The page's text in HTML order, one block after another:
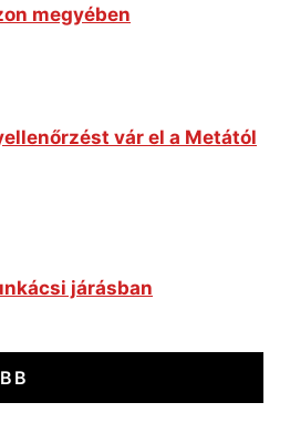
megyében
vár el a Metától
járásban